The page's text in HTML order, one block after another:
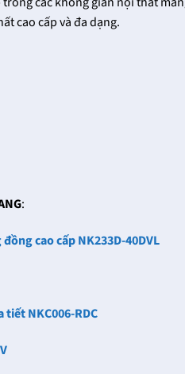
cao cấp và đa dạng.
:
cao cấp NK233D-40DVL
tiết NKC006-RDC